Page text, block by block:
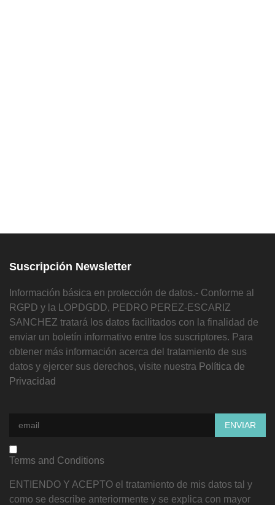
Suscripción Newsletter
Información básica en protección de datos.- Conforme al
RGPD y la LOPDGDD, PEDRO PEREZ-ESCARIZ
SANCHEZ tratará los datos facilitados con la finalidad de
enviar un boletín informativo entre los suscriptores. Para
obtener más información acerca del tratamiento de sus
datos y ejercer sus derechos, visite nuestra Política de
Privacidad
Terms and Conditions
ENTIENDO Y ACEPTO el tratamiento de mis datos tal y
como se describe anteriormente y se explica con mayor